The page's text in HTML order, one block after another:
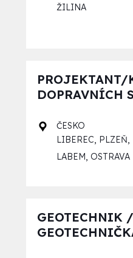
ŽILINA
PROJEKTANT/
DOPRAVNÍCH
ČESKO
LIBEREC, PLZEŇ,
LABEM,OSTRAVA
GEOTECHNIK /